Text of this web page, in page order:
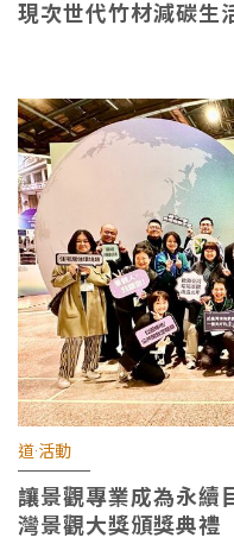
現次世代竹材減碳生
道·活動
讓景觀專業成為永續
灣景觀大獎頒獎典禮